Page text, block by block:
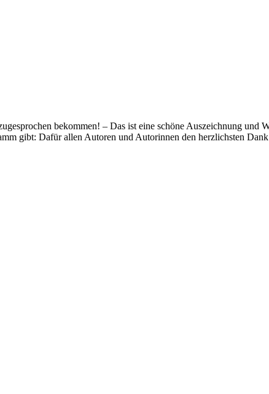
bekommen! – Das ist eine schöne Auszeichnung und
gibt: Dafür allen Autoren und Autorinnen den herzlichsten